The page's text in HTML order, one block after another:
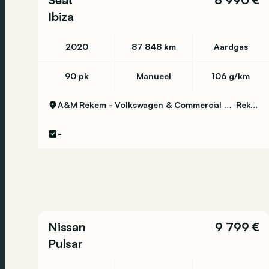
Ibiza
2020 87 848 km Aardgas
90 pk Manueel 106 g/km
A&M Rekem - Volkswagen & Commercial Vehicles Rekem
-
Nissan
Pulsar
9 799 €